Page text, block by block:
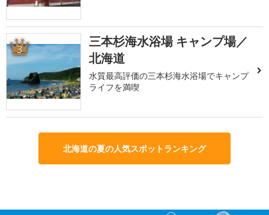
3
三本杉海水浴場 キャンプ場／
北海道
水質最高評価の三本杉海水浴場でキャンプ
ライフを満喫
北海道の夏の人気スポットランキング